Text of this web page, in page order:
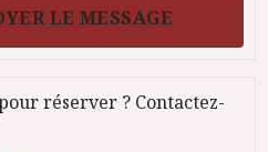
LE MESSAGE
réserver ? Contactez-